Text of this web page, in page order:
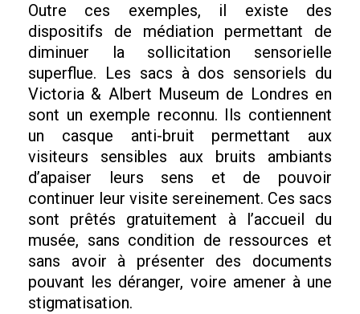
Outre ces exemples, il existe des
dispositifs de médiation permettant de
diminuer la sollicitation sensorielle
superflue. Les sacs à dos sensoriels du
Victoria & Albert Museum de Londres en
sont un exemple reconnu. Ils contiennent
un casque anti-bruit permettant aux
visiteurs sensibles aux bruits ambiants
d’apaiser leurs sens et de pouvoir
continuer leur visite sereinement. Ces sacs
sont prêtés gratuitement à l’accueil du
musée, sans condition de ressources et
sans avoir à présenter des documents
pouvant les déranger, voire amener à une
stigmatisation.